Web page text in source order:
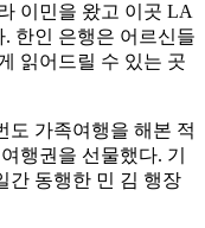
이민을 왔고 이곳 LA
한인 은행은 어르신들
읽어드릴 수 있는 곳
도 가족여행을 해본 적
행권을 선물했다. 기
간 동행한 민 김 행장